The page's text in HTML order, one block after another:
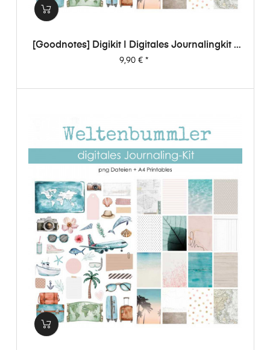
[Goodnotes] Digikit | Digitales Journalingkit -
Weltenbummler
Preis
9,90 €*